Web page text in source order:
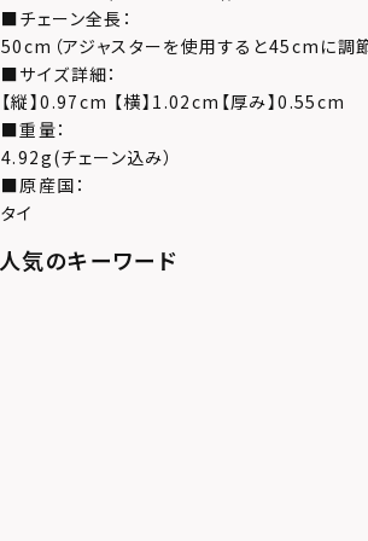
■チェーン全長：
50cm（アジャスターを使用すると45cmに調
■サイズ詳細：
【縦】0.97cm 【横】1.02cm【厚み】0.55cm
■重量：
4.92g(チェーン込み）
■原産国：
タイ